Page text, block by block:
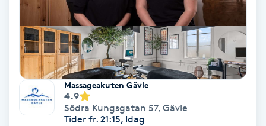
Hollywood Peel
Hot Stone Massage
Hot yoga
Hudföryngring
Massageakuten Gävle
4.9
Södra Kungsgatan 57, Gävle
Tider fr. 21:15, Idag